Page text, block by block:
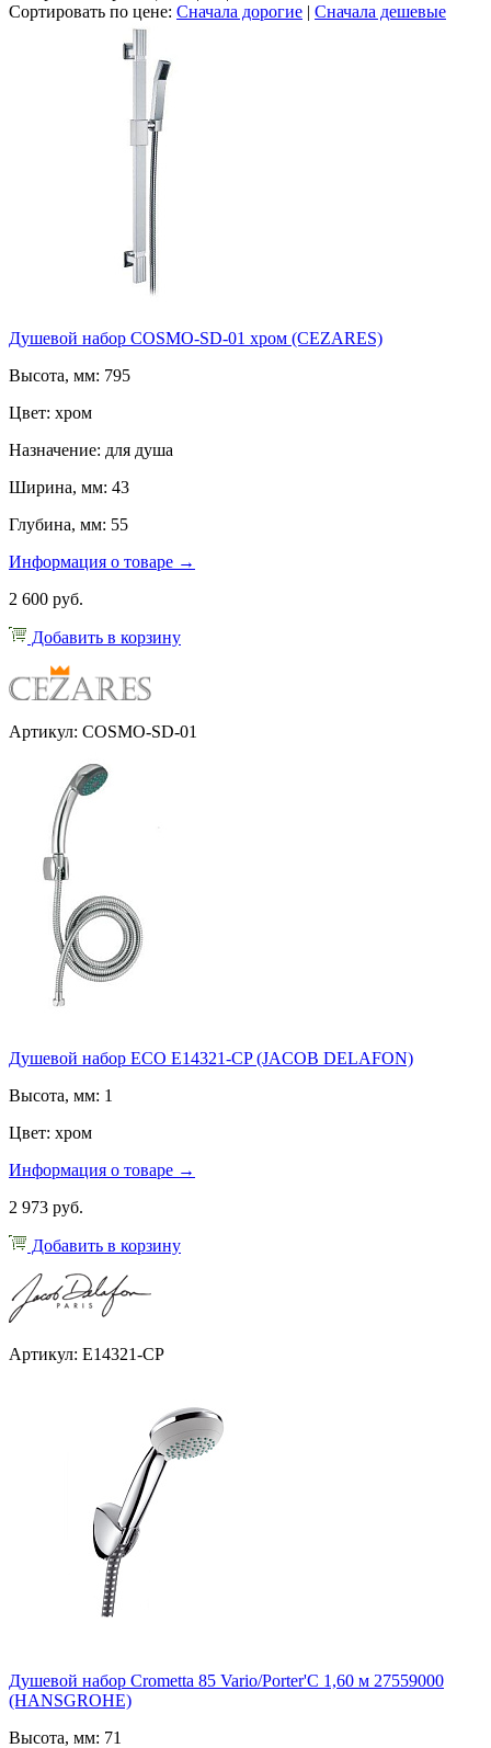
Сортировать по цене: Сначала дорогие | Сначала дешевые
Душевой набор COSMO-SD-01 хром (CEZARES)
Высота, мм: 795
Цвет: хром
Назначение: для душа
Ширина, мм: 43
Глубина, мм: 55
Информация о товаре →
2 600 руб.
Добавить в корзину
Артикул: COSMO-SD-01
Душевой набор ECO E14321-CP (JACOB DELAFON)
Высота, мм: 1
Цвет: хром
Информация о товаре →
2 973 руб.
Добавить в корзину
Артикул: E14321-CP
Душевой набор Crometta 85 Vario/Porter'C 1,60 м 27559000
(HANSGROHE)
Высота, мм: 71